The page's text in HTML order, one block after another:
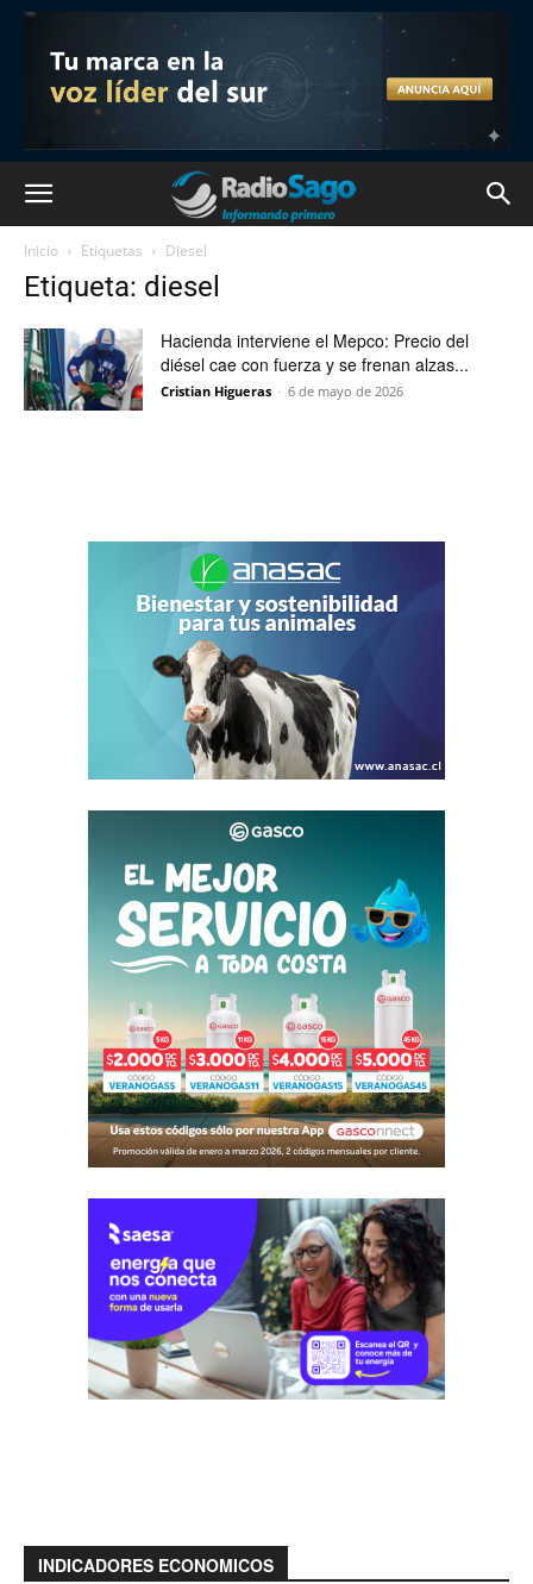
Inicio Etiquetas Diesel
Etiqueta: diesel
Hacienda interviene el Mepco: Precio del
diésel cae con fuerza y se frenan alzas...
Cristian Higueras - 6 de mayo de 2026
INDICADORES ECONOMICOS